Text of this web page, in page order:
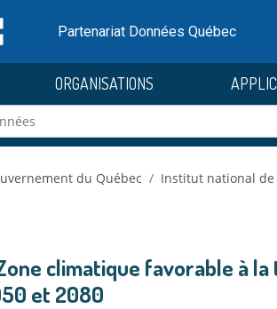
Partenariat Données Québec
ORGANISATIONS
du Québec Institut national de
climatique favorable à
et 2080